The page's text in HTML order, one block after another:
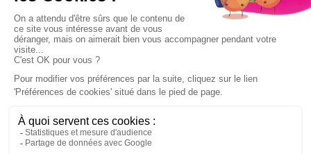
À PROPOS
CGV
Mentions légales
Données personnelles
Devenir adhérent
EN SAVOIR PLUS
Indice de réparabilité
Accès extranet Pulsat